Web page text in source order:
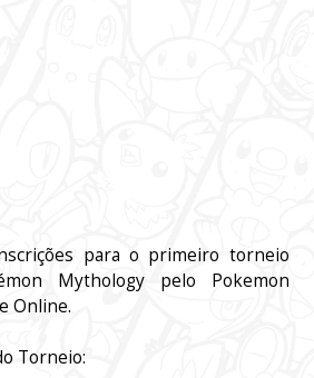
para o primeiro torneio
Mythology pelo Pokemon
Online.
Torneio: